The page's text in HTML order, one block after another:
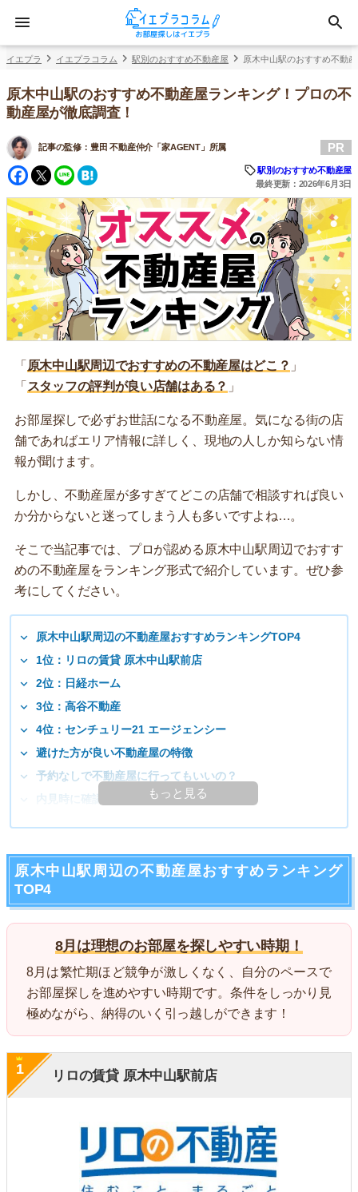
イエプラ イエプラコラム 駅別のおすすめ不動産屋 原木中山駅のおすすめ不動
原木中山駅のおすすめ不動産屋ランキング！プロの不
動産屋が徹底調査！
記事の監修： 豊田 不動産仲介「家AGENT」所属
Facebook
Twitter
Line
PR
駅別のおすすめ不動産屋
最終更新：2026年6月3日
「 原木中山駅周辺でおすすめの不動産屋はどこ？ 」
「 スタッフの評判が良い店舗はある？ 」
お部屋探しで必ずお世話になる不動産屋。気になる街の店
舗であればエリア情報に詳しく、現地の人しか知らない情
報が聞けます。
しかし、不動産屋が多すぎてどこの店舗で相談すれば良い
か分からないと迷ってしまう人も多いですよね…。
そこで当記事では、プロが認める原木中山駅周辺でおすす
めの不動産屋をランキング形式で紹介しています。ぜひ参
考にしてください。
原木中山駅周辺の不動産屋おすすめランキングTOP4
1位：リロの賃貸 原木中山駅前店
2位：日経ホーム
3位：高谷不動産
4位：センチュリー21 エージェンシー
避けた方が良い不動産屋の特徴
予約なしで不動産屋に行ってもいいの？
内見時に確認しておくと良いポイント
もっと見る
原木中山駅周辺の不動産屋おすすめランキング
TOP4
8月は理想のお部屋を探しやすい時期！
8月は繁忙期ほど競争が激しくなく、自分のペースで
お部屋探しを進めやすい時期です。条件をしっかり見
極めながら、納得のいく引っ越しができます！
リロの賃貸 原木中山駅前店
1